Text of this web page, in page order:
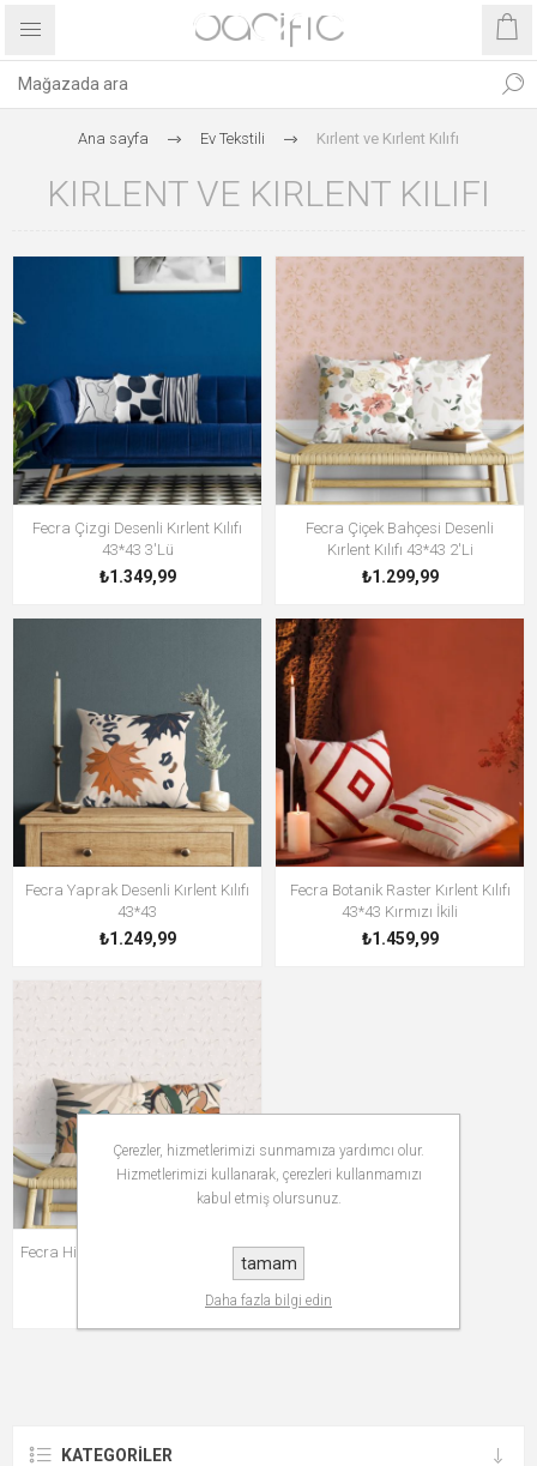
Ana sayfa Ev Tekstili Kırlent ve Kırlent Kılıfı
KIRLENT VE KIRLENT KILIFI
Fecra Çizgi Desenli Kırlent Kılıfı
43*43 3'Lü
₺1.349,99
Fecra Çiçek Bahçesi Desenli
Kırlent Kılıfı 43*43 2'Li
₺1.299,99
Fecra Yaprak Desenli Kırlent Kılıfı
43*43
₺1.249,99
Fecra Botanik Raster Kırlent Kılıfı
43*43 Kırmızı İkili
₺1.459,99
Fecra Hibisküs Desenli Kırlent Kılıfı
KATEGORILER
Çerezler, hizmetlerimizi sunmamıza yardımcı olur.
Hizmetlerimizi kullanarak, çerezleri kullanmamızı
kabul etmiş olursunuz.
tamam
Daha fazla bilgi edin